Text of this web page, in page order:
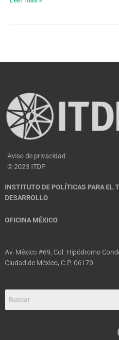
Aviso de privacidad
© 2023 ITDP
INSTITUTO DE POLÍTICAS PARA EL
DESARROLLO
OFICINA MÉXICO
Av. México #69, Col. Hipódromo
Ciudad de México, C.P. 06170